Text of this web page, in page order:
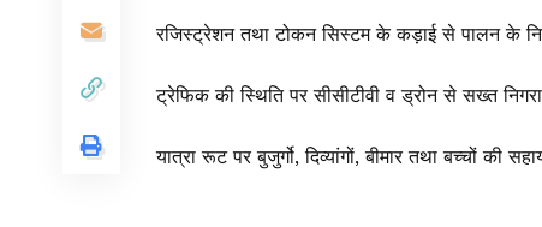
रजिस्ट्रेशन तथा टोकन सिस्टम के कड़ाई से पालन के
ट्रेफिक की स्थिति पर सीसीटीवी व ड्रोन से सख्त
यात्रा रूट पर बुजुर्गो, दिव्यांगों, बीमार तथा बच्चों की